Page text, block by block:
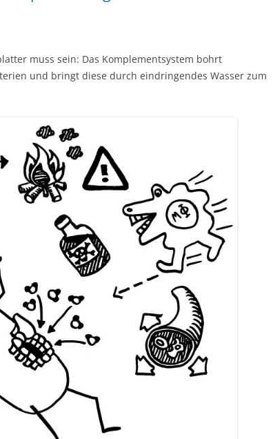
muss sein: Das Komplementsystem bohrt
und bringt diese durch eindringendes Wasser zum